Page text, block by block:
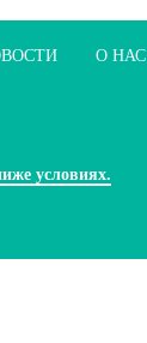
О НАС
условиях.